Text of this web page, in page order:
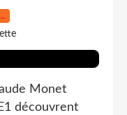
…
Monet
découvrent